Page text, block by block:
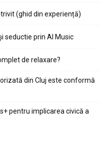
(ghid din experiență)
seductie prin AI Music
de relaxare?
din Cluj este conformă
pentru implicarea civică a